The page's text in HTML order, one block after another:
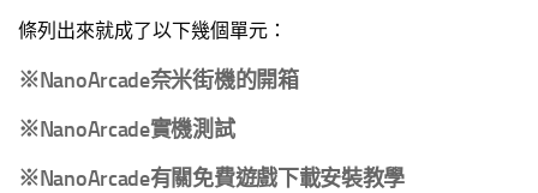
條列出來就成了以下幾個單元：
※NanoArcade奈米街機的開箱
※NanoArcade實機測試
※NanoArcade有關免費遊戲下載安裝教學